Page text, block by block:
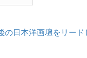
の日本洋画壇をリード